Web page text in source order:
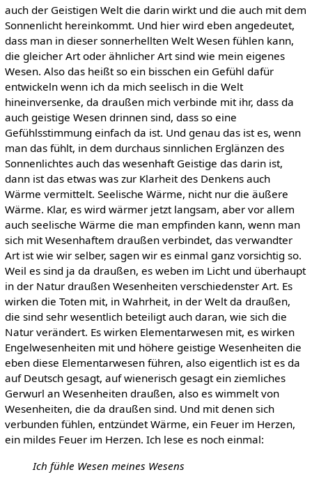
auch der Geistigen Welt die darin wirkt und die auch mit dem
Sonnenlicht hereinkommt. Und hier wird eben angedeutet,
dass man in dieser sonnerhellten Welt Wesen fühlen kann,
die gleicher Art oder ähnlicher Art sind wie mein eigenes
Wesen. Also das heißt so ein bisschen ein Gefühl dafür
entwickeln wenn ich da mich seelisch in die Welt
hineinversenke, da draußen mich verbinde mit ihr, dass da
auch geistige Wesen drinnen sind, dass so eine
Gefühlsstimmung einfach da ist. Und genau das ist es, wenn
man das fühlt, in dem durchaus sinnlichen Erglänzen des
Sonnenlichtes auch das wesenhaft Geistige das darin ist,
dann ist das etwas was zur Klarheit des Denkens auch
Wärme vermittelt. Seelische Wärme, nicht nur die äußere
Wärme. Klar, es wird wärmer jetzt langsam, aber vor allem
auch seelische Wärme die man empfinden kann, wenn man
sich mit Wesenhaftem draußen verbindet, das verwandter
Art ist wie wir selber, sagen wir es einmal ganz vorsichtig so.
Weil es sind ja da draußen, es weben im Licht und überhaupt
in der Natur draußen Wesenheiten verschiedenster Art. Es
wirken die Toten mit, in Wahrheit, in der Welt da draußen,
die sind sehr wesentlich beteiligt auch daran, wie sich die
Natur verändert. Es wirken Elementarwesen mit, es wirken
Engelwesenheiten mit und höhere geistige Wesenheiten die
eben diese Elementarwesen führen, also eigentlich ist es da
auf Deutsch gesagt, auf wienerisch gesagt ein ziemliches
Gerwurl an Wesenheiten draußen, also es wimmelt von
Wesenheiten, die da draußen sind. Und mit denen sich
verbunden fühlen, entzündet Wärme, ein Feuer im Herzen,
ein mildes Feuer im Herzen. Ich lese es noch einmal:
Ich fühle Wesen meines Wesens